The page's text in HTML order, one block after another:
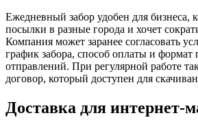
Ежедневный забор удобен для бизнеса,
посылки в разные города и хочет
Компания может заранее согласовать
график забора, способ оплаты и формат
отправлений. При регулярной работе
договор, который доступен для
Доставка для интернет-